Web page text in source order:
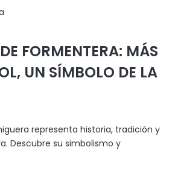
FORMENTERA: MÁS
UN SÍMBOLO DE LA
representa historia, tradición y
Descubre su simbolismo y